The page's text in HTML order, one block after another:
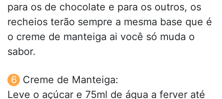
para os de chocolate e para os outros, os
recheios terão sempre a mesma base que é
o creme de manteiga ai você só muda o
sabor.
Creme de Manteiga:
Leve o açúcar e 75ml de água a ferver até